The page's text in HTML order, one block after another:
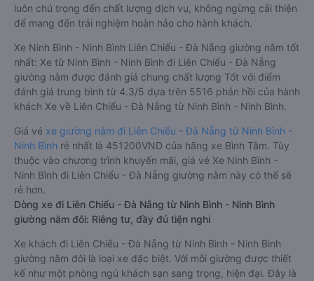
luôn chú trọng đến chất lượng dịch vụ, không ngừng cải thiện
để mang đến trải nghiệm hoàn hảo cho hành khách.
Xe Ninh Bình - Ninh Bình Liên Chiểu - Đà Nẵng giường nằm tốt
nhất: Xe từ Ninh Bình - Ninh Bình đi Liên Chiểu - Đà Nẵng
giường nằm được đánh giá chung chất lượng Tốt với điểm
đánh giá trung bình từ 4.3/5 dựa trên 5516 phản hồi của hành
khách Xe về Liên Chiểu - Đà Nẵng từ Ninh Bình - Ninh Bình.
Giá vé xe giường nằm đi Liên Chiểu - Đà Nẵng từ Ninh Bình -
Ninh Bình rẻ nhất là 451200VND của hãng xe Bình Tâm. Tùy
thuộc vào chương trình khuyến mãi, giá vé Xe Ninh Bình -
Ninh Bình đi Liên Chiểu - Đà Nẵng giường nằm này có thể sẽ
rẻ hơn.
Dòng xe đi Liên Chiểu - Đà Nẵng từ Ninh Bình - Ninh Bình
giường nằm đôi: Riêng tư, đầy đủ tiện nghi
Xe khách đi Liên Chiểu - Đà Nẵng từ Ninh Bình - Ninh Bình
giường nằm đôi là loại xe đặc biệt. Với mỗi giường được thiết
kế như một phòng ngủ khách sạn sang trọng, hiện đại. Đây là